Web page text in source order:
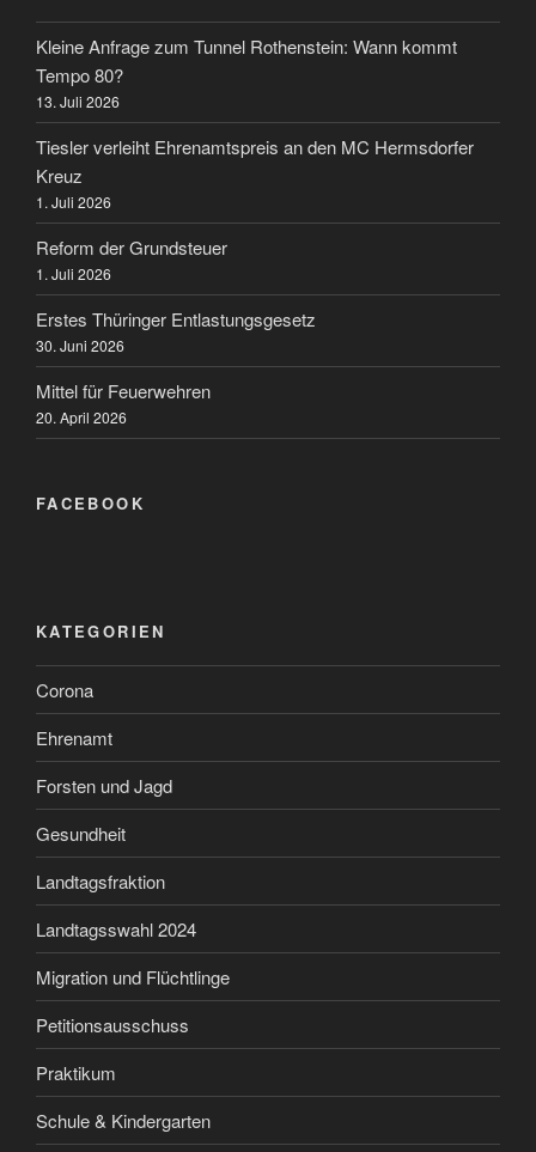
Kleine Anfrage zum Tunnel Rothenstein: Wann kommt
Tempo 80?
13. Juli 2026
Tiesler verleiht Ehrenamtspreis an den MC Hermsdorfer
Kreuz
1. Juli 2026
Reform der Grundsteuer
1. Juli 2026
Erstes Thüringer Entlastungsgesetz
30. Juni 2026
Mittel für Feuerwehren
20. April 2026
FACEBOOK
KATEGORIEN
Corona
Ehrenamt
Forsten und Jagd
Gesundheit
Landtagsfraktion
Landtagsswahl 2024
Migration und Flüchtlinge
Petitionsausschuss
Praktikum
Schule & Kindergarten